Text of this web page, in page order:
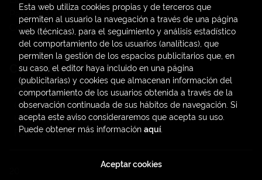
Papelería / material oficina
Consumo Sostenible
Contacto
C/ Amadeo de Saboya, 4
(+34) 963828968
latendauv@fundacio.es
Formulario de contacto
. Todos los Derechos Reservados |
Esta web utiliza cookies propias y de terceros que
permiten al usuario la navegación a través de una página
web (técnicas), para el seguimiento y análisis estadístico
del comportamiento de los usuarios (analíticas), que
permiten la gestión de los espacios publicitarios que, en
su caso, el editor haya incluido en una página
(publicitarias) y cookies que almacenan información del
comportamiento de los usuarios obtenida a través de la
observación continuada de sus hábitos de navegación. Si
acepta este aviso consideraremos que acepta su uso.
Puede obtener más información aquí.
Aceptar cookies